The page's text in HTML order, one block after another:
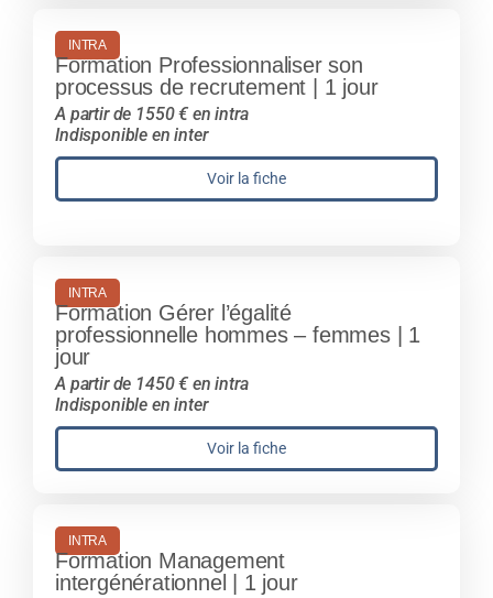
INTRA
Formation Professionnaliser son
processus de recrutement | 1 jour
A partir de 1550 € en intra
Indisponible en inter
Voir la fiche
INTRA
Formation Gérer l’égalité
professionnelle hommes – femmes | 1
jour
A partir de 1450 € en intra
Indisponible en inter
Voir la fiche
INTRA
Formation Management
intergénérationnel | 1 jour